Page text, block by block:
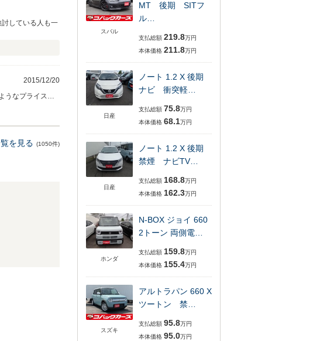
している人も一
2015/12/20
うなプライスで
を見る (1050件)
スバル
MT 後期 SITフ
ル…
支払総額 219.8万円
本体価格 211.8万円
日産
ノート 1.2 X 後期
ナビ 衝突軽…
支払総額 75.8万円
本体価格 68.1万円
日産
ノート 1.2 X 後期
禁煙 ナビTV…
支払総額 168.8万円
本体価格 162.3万円
ホンダ
N-BOX ジョイ 660
2トーン 両側電…
支払総額 159.8万円
本体価格 155.4万円
スズキ
アルトラパン 660 X
ツートン 禁…
支払総額 95.8万円
本体価格 95.0万円